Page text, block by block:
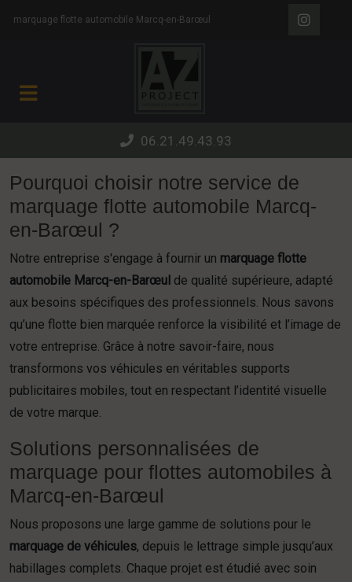
marquage flotte automobile Marcq-en-Barœul
06.21.49.43.93
Pourquoi choisir notre service de
marquage flotte automobile Marcq-
en-Barœul ?
Notre entreprise s'engage à fournir un marquage flotte
automobile Marcq-en-Barœul de qualité supérieure, adapté
aux besoins spécifiques des professionnels. Nous savons
qu’une flotte bien marquée renforce la visibilité et l’image de
votre entreprise. Grâce à notre savoir-faire, nous
transformons vos véhicules en véritables supports
publicitaires mobiles, tout en respectant l’identité visuelle
de votre marque.
Solutions personnalisées de
marquage pour flottes automobiles à
Marcq-en-Barœul
Nous proposons une large gamme de solutions pour le
marquage de véhicules, depuis le lettrage simple jusqu’aux
habillages complets. Chaque projet est étudié avec soin